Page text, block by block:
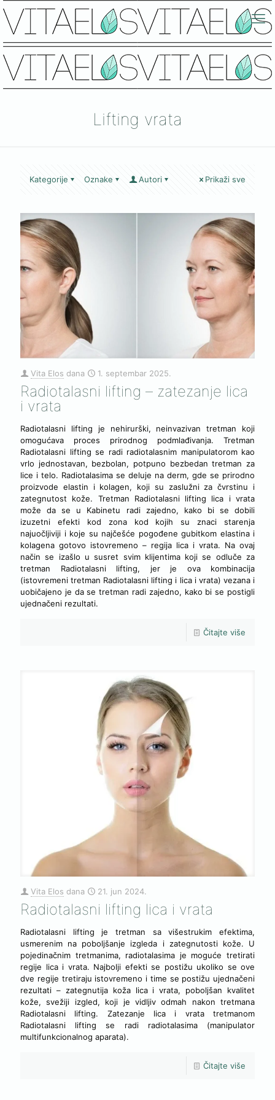
Lifting vrata
Kategorije Oznake Autori Prikaži sve
Vita Elos dana 1. septembar 2025.
Radiotalasni lifting – zatezanje lica
i vrata
Radiotalasni lifting je nehirurški, neinvazivan tretman koji
omogućava proces prirodnog podmlađivanja. Tretman
Radiotalasni lifting se radi radiotalasnim manipulatorom kao
vrlo jednostavan, bezbolan, potpuno bezbedan tretman za
lice i telo. Radiotalasima se deluje na derm, gde se prirodno
proizvode elastin i kolagen, koji su zaslužni za čvrstinu i
zategnutost kože. Tretman Radiotalasni lifting lica i vrata
može da se u Kabinetu radi zajedno, kako bi se dobili
izuzetni efekti kod zona kod kojih su znaci starenja
najuočljiviji i koje su najčešće pogođene gubitkom elastina i
kolagena gotovo istovremeno – regija lica i vrata. Na ovaj
način se izašlo u susret svim klijentima koji se odluče za
tretman Radiotalasni lifting, jer je ova kombinacija
(istovremeni tretman Radiotalasni lifting i lica i vrata) vezana i
uobičajeno je da se tretman radi zajedno, kako bi se postigli
ujednačeni rezultati.
Čitajte više
Vita Elos dana 21. jun 2024.
Radiotalasni lifting lica i vrata
Radiotalasni lifting je tretman sa višestrukim efektima,
usmerenim na poboljšanje izgleda i zategnutosti kože. U
pojedinačnim tretmanima, radiotalasima je moguće tretirati
regije lica i vrata. Najbolji efekti se postižu ukoliko se ove
dve regije tretiraju istovremeno i time se postižu ujednačeni
rezultati – zategnutija koža lica i vrata, poboljšan kvalitet
kože, svežiji izgled, koji je vidljiv odmah nakon tretmana
Radiotalasni lifting. Zatezanje lica i vrata tretmanom
Radiotalasni lifting se radi radiotalasima (manipulator
multifunkcionalnog aparata).
Čitajte više